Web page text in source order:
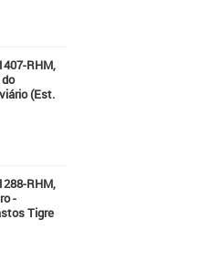
RHM,
(Est.
RHM,
-
Tigre